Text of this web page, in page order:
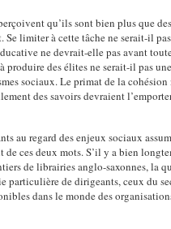
qu’ils sont bien plus que
limiter à cette tâche ne serait-il
ne devrait-elle pas avant
des élites ne serait-il pas
sociaux. Le primat de la
des savoirs devraient
au regard des enjeux sociaux
ces deux mots. S’il y a bien
de librairies anglo-saxonnes, la
particulière de dirigeants, ceux du
dans le monde des